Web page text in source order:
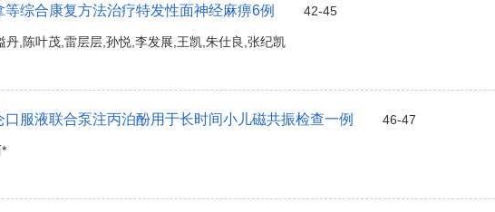
等综合康复方法治疗特发性面神经麻痹6例 42-45
丹,陈叶茂,雷层层,孙悦,李发展,王凯,朱仕良,张纪凯
口服液联合泵注丙泊酚用于长时间小儿磁共振检查一例 46-47